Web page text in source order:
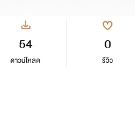
54
ดาวน์โหลด
0
รีวิว